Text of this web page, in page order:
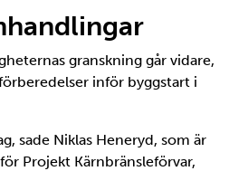
granskning går vidare,
inför byggstart i
sade Niklas Heneryd, som är
Projekt Kärnbränsleförvar,